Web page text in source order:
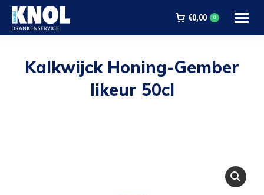
€0,00 0
Kalkwijck Honing-Gember
likeur 50cl